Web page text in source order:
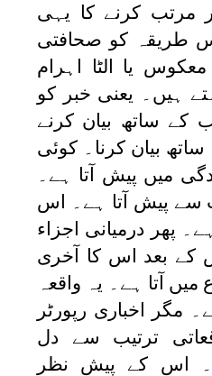
مرتب کرنے کا یہی
طریقہ کو صحافتی
یا الٹا اہرام
ہیں۔ یعنی خبر کو
کے ساتھ بیان کرنے
ساتھ بیان کرنا۔ کوئی
میں پیش آتا ہے۔
سے پیش آتا ہے۔ اس
پھر درمیانی اجزاء
کے بعد اس کا آخری
میں آتا ہے۔ یہ واقعہ
اخباری رپورٹر
ترتیب سے دل
اس کے پیش نظر